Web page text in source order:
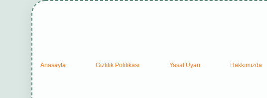
Anasayfa Gizlilik Politikası Yasal Uyarı Hakkımızda